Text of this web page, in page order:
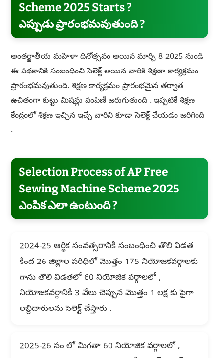
Scheme 2025 Starts ?
ఎప్పుడు ప్రారంభమవుతుంది ?
అంతర్జాతీయ మహిళా దినోత్సవం అయిన మార్చి 8 2025 నుండి
ఈ పథకానికి సంబంధించి సెలెక్ట్ అయిన వారికి శిక్షణా కార్యక్రమం
ప్రారంభమవుతుంది. శిక్షణ కార్యక్రమం ప్రారంభమైన తర్వాత
ఉచితంగా కుట్టు మిషన్లు పంపిణీ జరుగుతుంది . ఇప్పటికే శిక్షణ
కేంద్రంలో శిక్షణ ఇచ్చిన ఇచ్చే వారిని కూడా సెలెక్ట్ చేయడం జరిగింది
.
Selection Process of AP Free
Sewing Machine Scheme 2025
ఎంపిక ఎలా ఉంటుంది ?
2024-25 ఆర్థిక సంవత్సరానికి సంబంధించి తొలి విడత
కింద 26 జిల్లాల పరిధిలో మొత్తం 175 నియోజకవర్గాలకు
గాను తొలి విడతలో 60 నియోజిక వర్గాలలో ,
నియోజకవర్గానికి 3 వేలు చెప్పున మొత్తం 1 లక్ష కు పైగా
లబ్దిదారులను సెలెక్ట్ చేస్తారు .
2025-26 సం లో మిగతా 60 నియోజిక వర్గాలలో ,